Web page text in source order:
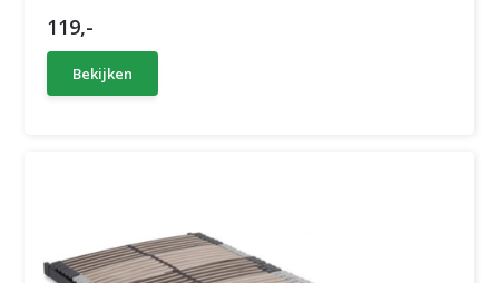
119,-
Bekijken